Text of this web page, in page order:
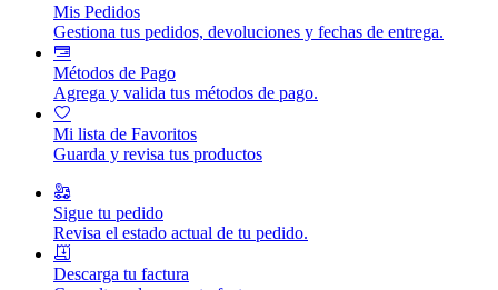
Mis Pedidos
Gestiona tus pedidos, devoluciones y fechas de entrega.
Métodos de Pago
Agrega y valida tus métodos de pago.
Mi lista de Favoritos
Guarda y revisa tus productos
Sigue tu pedido
Revisa el estado actual de tu pedido.
Descarga tu factura